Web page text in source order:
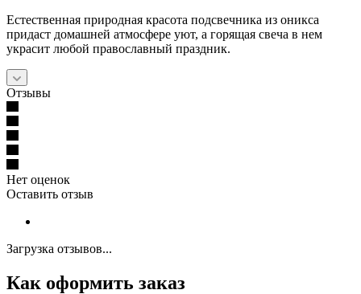
Естественная природная красота подсвечника из оникса
придаст домашней атмосфере уют, а горящая свеча в нем
украсит любой православный праздник.
Отзывы
Нет оценок
Оставить отзыв
Загрузка отзывов...
Как оформить заказ